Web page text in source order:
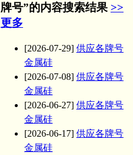
牌号”的内容搜索结果 >>
更多
[2026-07-29] 供应各牌号
金属硅
[2026-07-08] 供应各牌号
金属硅
[2026-06-27] 供应各牌号
金属硅
[2026-06-17] 供应各牌号
金属硅